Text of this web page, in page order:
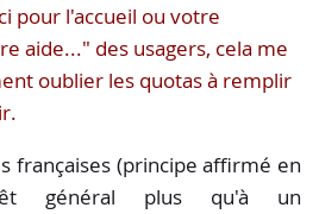
pour l'accueil ou votre
aide..." des usagers, cela me
oublier les quotas à remplir
françaises (principe affirmé en
général plus qu'à un